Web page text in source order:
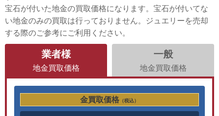
宝石が付いた地金の買取価格になります。宝石が付いてな
い地金のみの買取は行っておりません。ジュエリーを売却
する際のご参考にご利用ください。
業者様
地金買取価格
一般
地金買取価格
金買取価格 （税込）